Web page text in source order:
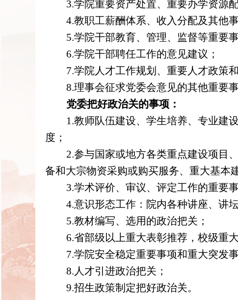
3.学院重要资产处置、重要办学资源
4.教职工薪酬体系、收入分配及其他
5.学院干部教育、管理、监督等重要
6.学院干部聘任工作的意见建议；
7.学院人才工作规划、重要人才政策
8.理事会征求党委会意见的其他重要
党委把好政治关的事项：
1.教师队伍建设、学生培养、专业建
度；
2.参与国家或地方各类重点建设项目
备和大宗物资采购或购买服务、重大基本
3.学术评价、审议、评定工作的重要事
4.意识形态工作：院内各种讲座、讲
5.教材编写、选用的政治把关；
6.省部级以上重大表彰推荐，校级重
7.学院安全稳定重要事项和重大突发
8.人才引进政治把关 ；
9.招生政策制定把好政治关。